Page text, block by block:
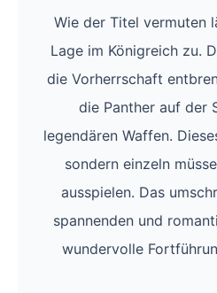
Wie der Titel vermuten
Lage im Königreich zu.
die Vorherrschaft
die Panther auf der
legendären Waffen.
sondern einzeln
ausspielen. Das
spannenden und
wundervolle